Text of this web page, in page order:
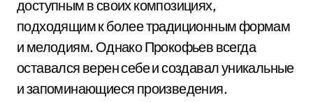
доступным в своих композициях,
подходящим к более традиционным формам
и мелодиям. Однако Прокофьев всегда
оставался верен себе и создавал уникальные
и запоминающиеся произведения.